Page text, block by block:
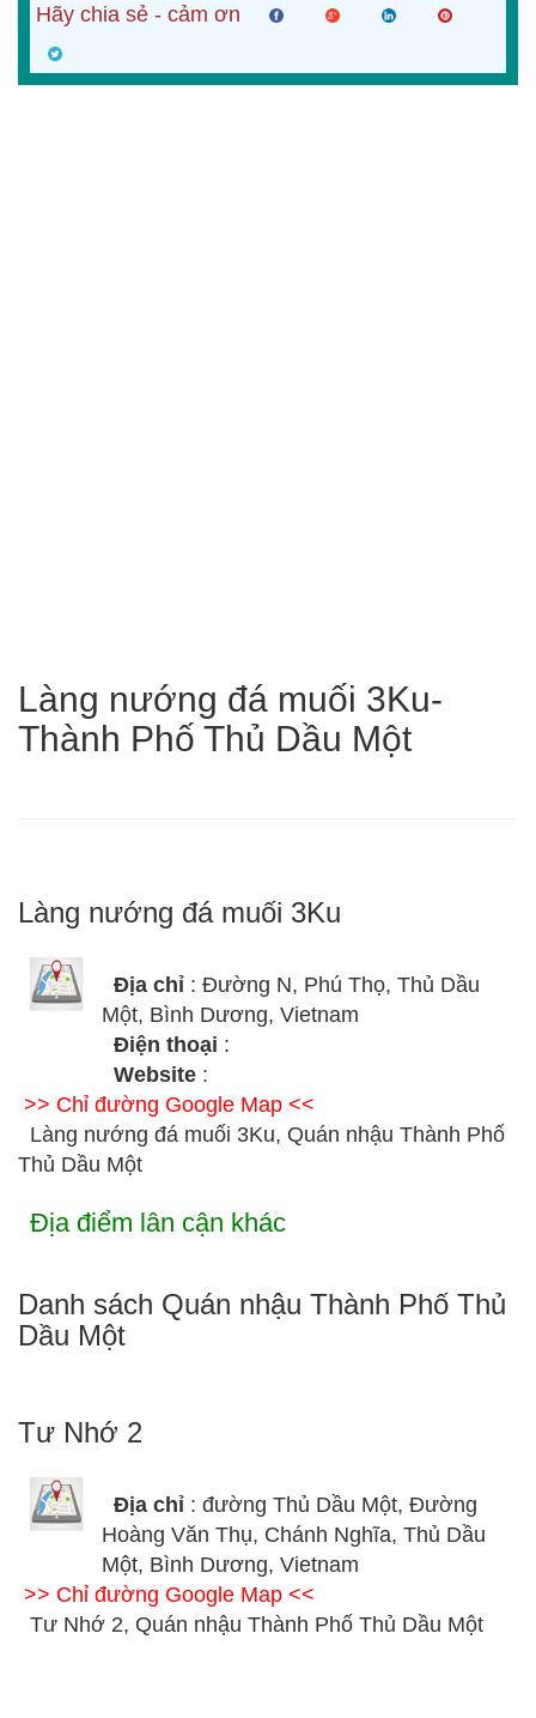
Hãy chia sẻ - cảm ơn
Làng nướng đá muối 3Ku-
Thành Phố Thủ Dầu Một
Làng nướng đá muối 3Ku
Địa chỉ : Đường N, Phú Thọ, Thủ Dầu
Một, Bình Dương, Vietnam
Điện thoại :
Website :
>> Chỉ đường Google Map <<
Làng nướng đá muối 3Ku, Quán nhậu Thành Phố
Thủ Dầu Một
Địa điểm lân cận khác
Danh sách Quán nhậu Thành Phố Thủ
Dầu Một
Tư Nhớ 2
Địa chỉ : đường Thủ Dầu Một, Đường
Hoàng Văn Thụ, Chánh Nghĩa, Thủ Dầu
Một, Bình Dương, Vietnam
>> Chỉ đường Google Map <<
Tư Nhớ 2, Quán nhậu Thành Phố Thủ Dầu Một